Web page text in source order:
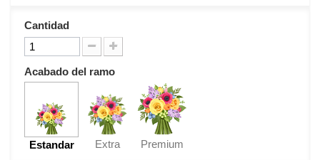
Cantidad
Acabado del ramo
Estandar Extra Premium